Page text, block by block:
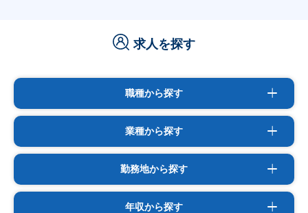
求人を探す
職種から探す
業種から探す
勤務地から探す
年収から探す